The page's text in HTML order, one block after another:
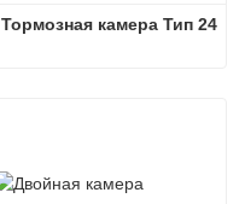
Тормозная камера Тип 24